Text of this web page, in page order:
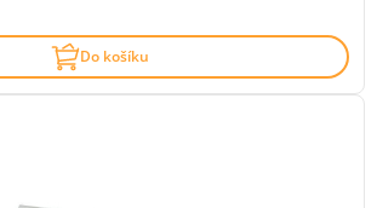
Do košíku